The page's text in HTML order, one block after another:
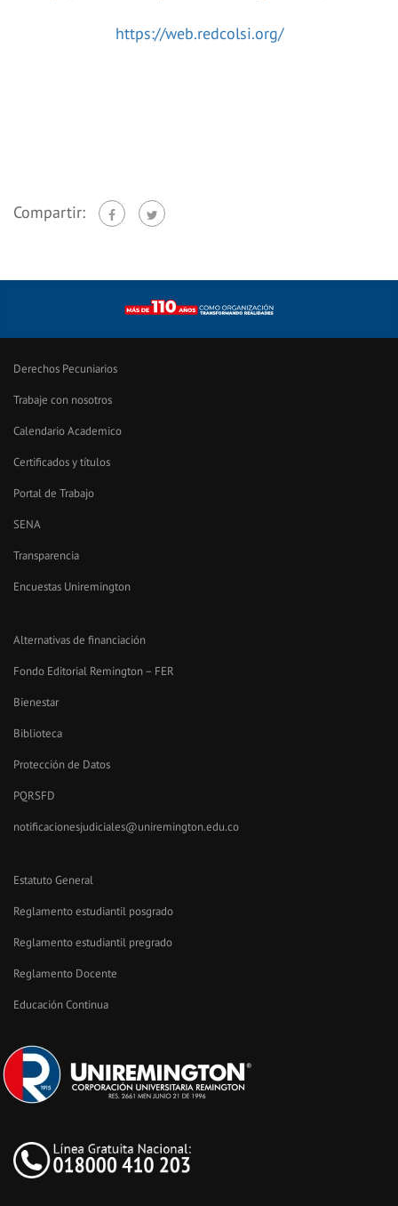
https://web.redcolsi.org/
Compartir:
Derechos Pecuniarios
Trabaje con nosotros
Calendario Academico
Certificados y títulos
Portal de Trabajo
SENA
Transparencia
Encuestas Uniremington
Alternativas de financiación
Fondo Editorial Remington – FER
Bienestar
Biblioteca
Protección de Datos
PQRSFD
notificacionesjudiciales@uniremington.edu.co
Estatuto General
Reglamento estudiantil posgrado
Reglamento estudiantil pregrado
Reglamento Docente
Educación Continua